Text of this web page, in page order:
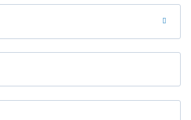
0,00%
51 939 MUSD
0,0000